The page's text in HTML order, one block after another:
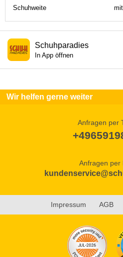
Schuhweite
Schuhparadies
In App öffnen
Wir helfen gerne weiter
Anfragen per
Anfragen per
Impressum AGB